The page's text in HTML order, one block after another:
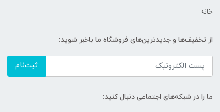
خانه
از تخفیف‌ها و جدیدترین‌های فروشگاه ما باخبر شوید:
ثبت‌نام
ما را در شبکه‌های اجتماعی دنبال کنید: